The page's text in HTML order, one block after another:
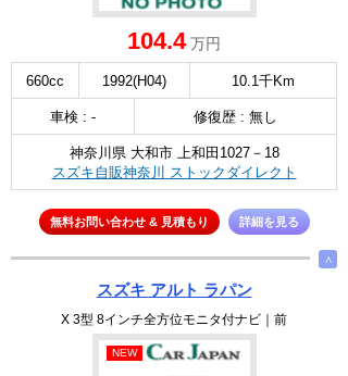
104.4万円
660cc 1992(H04) 10.1千Km
車検 : - 修復歴 : 無し
神奈川県 大和市 上和田1027－18
スズキ自販神奈川 ストックダイレクト
無料お問い合わせ & 見積もり 詳細を見る
∧
スズキ アルト ラパン
X 3型 8インチ全方位モニタ付ナビ｜前
NEW